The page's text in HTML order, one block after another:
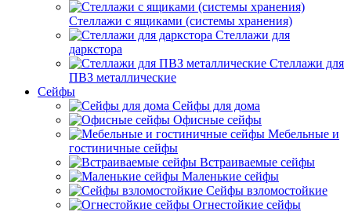
Стеллажи с ящиками (системы хранения)
Стеллажи для
даркстора
Стеллажи для
ПВЗ металлические
Сейфы
Сейфы для дома
Офисные сейфы
Мебельные и
гостиничные сейфы
Встраиваемые сейфы
Маленькие сейфы
Сейфы взломостойкие
Огнестойкие сейфы